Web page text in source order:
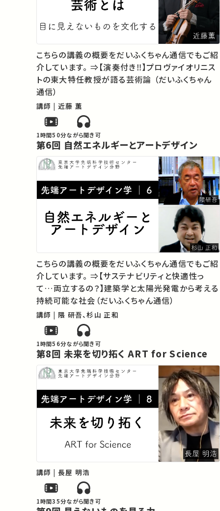
こちらの講義の概要をだいふくちゃん通信でもご紹
介しています。 ⇒【演奏付き‼︎】プロヴァイオリニス
トの東大特任教授が語る芸術論 （だいふくちゃん
通信）
講師 | 近藤 薫
1時間50分ながら聞き可
第6回 自然エネルギーとアートデザイン
こちらの講義の概要をだいふくちゃん通信でもご紹
介しています。 ⇒【サステナビリティと快適性っ
て…両立するの？】建築学と太陽光発電から考える
持続可能な社会（だいふくちゃん通信）
講師 | 隈 研吾、杉山 正和
1時間56分ながら聞き可
第8回 未来を切り拓く ART for Science
講師 | 長屋 明浩
1時間35分ながら聞き可